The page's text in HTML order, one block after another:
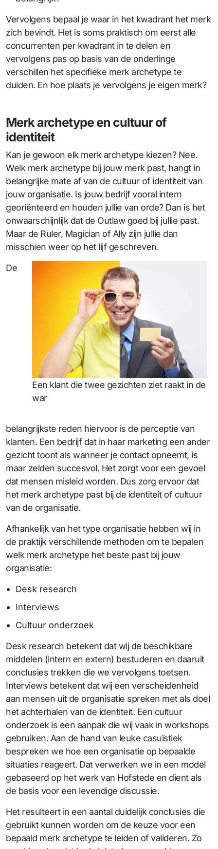
Vervolgens bepaal je waar in het kwadrant het merk
zich bevindt. Het is soms praktisch om eerst alle
concurrenten per kwadrant in te delen en
vervolgens pas op basis van de onderlinge
verschillen het specifieke merk archetype te
duiden. En hoe plaats je vervolgens je eigen merk?
Merk archetype en cultuur of
identiteit
Kan je gewoon elk merk archetype kiezen? Nee.
Welk merk archetype bij jouw merk past, hangt in
belangrijke mate af van de cultuur of identiteit van
jouw organisatie. Is jouw bedrijf vooral intern
georiënteerd en houden jullie van orde? Dan is het
onwaarschijnlijk dat de Outlaw goed bij jullie past.
Maar de Ruler, Magician of Ally zijn jullie dan
misschien weer op het lijf geschreven.
Een klant die twee gezichten ziet raakt in de
war
De
belangrijkste reden hiervoor is de perceptie van
klanten. Een bedrijf dat in haar marketing een ander
gezicht toont als wanneer je contact opneemt, is
maar zelden succesvol. Het zorgt voor een gevoel
dat mensen misleid worden. Dus zorg ervoor dat
het merk archetype past bij de identiteit of cultuur
van de organisatie.
Afhankelijk van het type organisatie hebben wij in
de praktijk verschillende methoden om te bepalen
welk merk archetype het beste past bij jouw
organisatie:
Desk research
Interviews
Cultuur onderzoek
Desk research betekent dat wij de beschikbare
middelen (intern en extern) bestuderen en daaruit
conclusies trekken die we vervolgens toetsen.
Interviews betekent dat wij een verscheidenheid
aan mensen uit de organisatie spreken met als doel
het achterhalen van de identiteit. Een cultuur
onderzoek is een aanpak die wij vaak in workshops
gebruiken. Aan de hand van leuke casuïstiek
bespreken we hoe een organisatie op bepaalde
situaties reageert. Dat verwerken we in een model
gebaseerd op het werk van Hofstede en dient als
de basis voor een levendige discussie.
Het resulteert in een aantal duidelijk conclusies die
gebruikt kunnen worden om de keuze voor een
bepaald merk archetype te leiden of valideren. Zo